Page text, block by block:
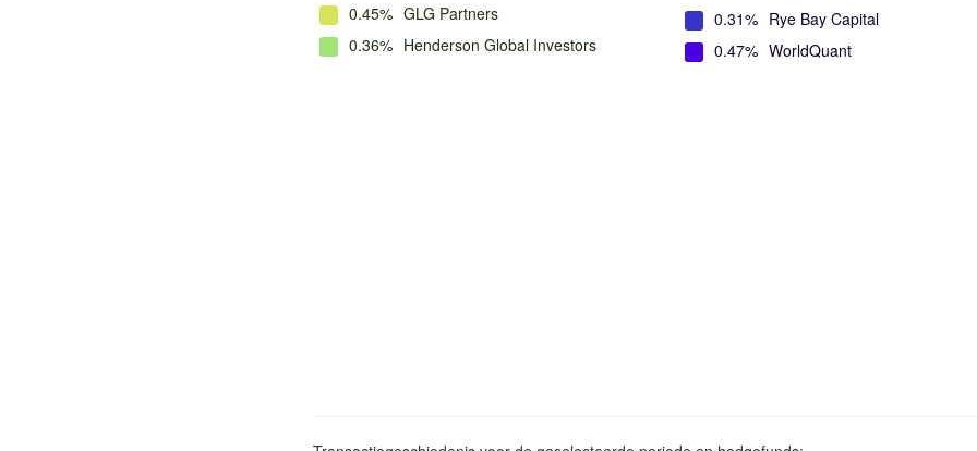
0.45% GLG Partners
0.36% Henderson Global Investors
0.31% Rye Bay Capital
0.47% WorldQuant